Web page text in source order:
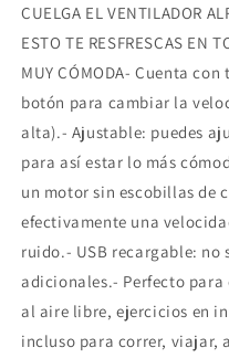
CUELGA EL VENTILADOR
ESTO TE RESFRESCAS EN
MUY CÓMODA- Cuenta
botón para cambiar la
alta).- Ajustable: puedes
para así estar lo más
un motor sin escobillas de
efectivamente una
ruido.- USB recargable: no
adicionales.- Perfecto
al aire libre, ejercicios en
incluso para correr, viajar,